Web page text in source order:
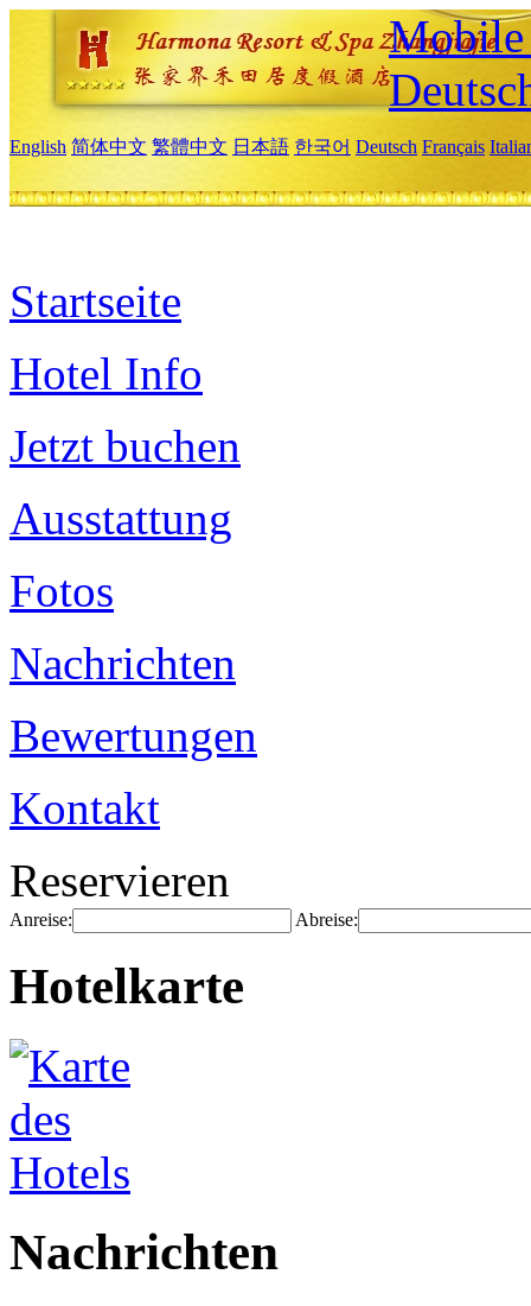
Mobile
English 简体中文 繁體中文 日本語 한국어 Deutsch Français
Startseite
Hotel Info
Jetzt buchen
Ausstattung
Fotos
Nachrichten
Bewertungen
Kontakt
Reservieren
Anreise: Abreise:
Hotelkarte
Nachrichten